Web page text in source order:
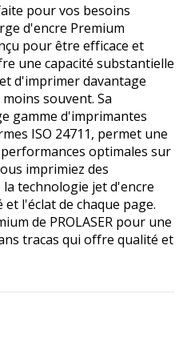
pour vos besoins
d'encre Premium
pour être efficace et
une capacité substantielle
d'imprimer davantage
souvent. Sa
gamme d'imprimantes
ISO 24711, permet une
optimales sur
imprimiez des
technologie jet d'encre
l'éclat de chaque page.
de PROLASER pour une
tracas qui offre qualité et